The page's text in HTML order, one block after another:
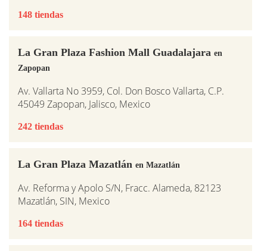
148 tiendas
La Gran Plaza Fashion Mall Guadalajara en
Zapopan
Av. Vallarta No 3959, Col. Don Bosco Vallarta, C.P.
45049 Zapopan, Jalisco, Mexico
242 tiendas
La Gran Plaza Mazatlán en Mazatlán
Av. Reforma y Apolo S/N, Fracc. Alameda, 82123
Mazatlán, SIN, Mexico
164 tiendas